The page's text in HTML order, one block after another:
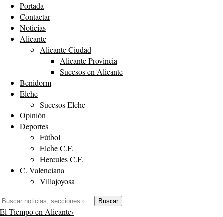
Portada
Contactar
Noticias
Alicante
Alicante Ciudad
Alicante Provincia
Sucesos en Alicante
Benidorm
Elche
Sucesos Elche
Opinión
Deportes
Fútbol
Elche C.F.
Hercules C.F.
C. Valenciana
Villajoyosa
Buscar:
Buscar
El Tiempo en Alicante›